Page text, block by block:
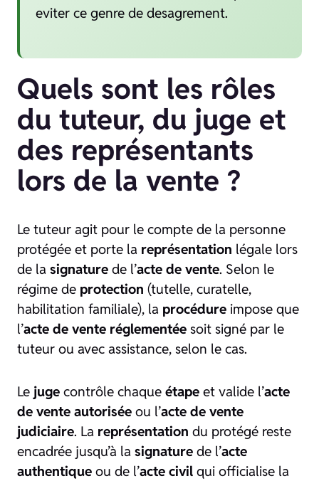
eviter ce genre de desagrement.
Quels sont les rôles
du tuteur, du juge et
des représentants
lors de la vente ?
Le tuteur agit pour le compte de la personne
protégée et porte la représentation légale lors
de la signature de l’acte de vente. Selon le
régime de protection (tutelle, curatelle,
habilitation familiale), la procédure impose que
l’acte de vente réglementée soit signé par le
tuteur ou avec assistance, selon le cas.
Le juge contrôle chaque étape et valide l’acte
de vente autorisée ou l’acte de vente
judiciaire. La représentation du protégé reste
encadrée jusqu’à la signature de l’acte
authentique ou de l’acte civil qui officialise la